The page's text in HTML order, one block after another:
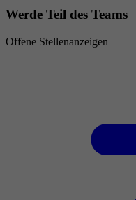
Werde Teil des Teams
Offene Stellenanzeigen